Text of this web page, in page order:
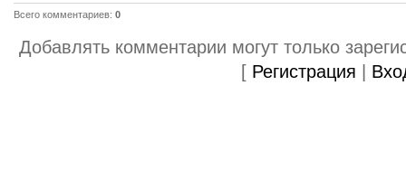
Всего комментариев: 0
Добавлять комментарии могут только
[ Регистрация